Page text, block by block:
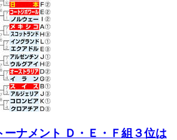
ーナメント Ｄ・Ｅ・Ｆ組３位は